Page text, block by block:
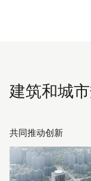
建筑和城
共同推动创新